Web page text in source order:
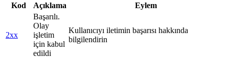
Kod Açıklama Eylem
2xx
Başarılı.
Olay
işletim
için kabul
edildi
Kullanıcıyı iletimin başarısı hakkında
bilgilendirin